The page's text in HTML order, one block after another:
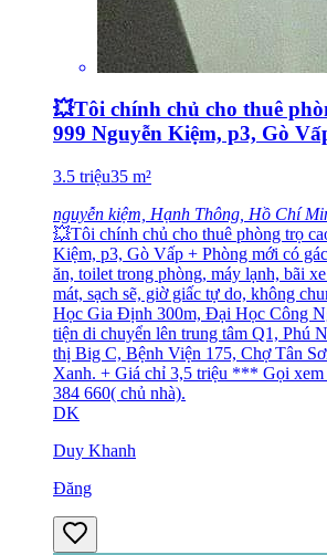
💥Tôi chính chủ cho thuê
999 Nguyễn Kiệm, p3, Gò
3.5 triệu35 m²
nguyễn kiệm, Hạnh Thông, Hồ Chí
💥Tôi chính chủ cho thuê phòng trọ
Kiệm, p3, Gò Vấp + Phòng mới có
ăn, toilet trong phòng, máy lạnh, bãi
mát, sạch sẽ, giờ giấc tự do, không
Học Gia Định 300m, Đại Học Công
tiện di chuyển lên trung tâm Q1, Phú
thị Big C, Bệnh Viện 175, Chợ Tân
Xanh. + Giá chỉ 3,5 triệu *** Gọi xem
384 660( chủ nhà).
DK
Duy Khanh
Đăng